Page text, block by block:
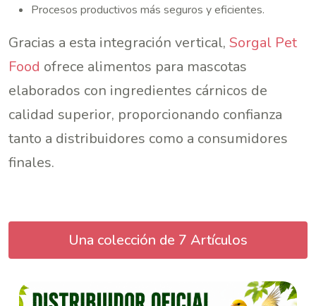
Procesos productivos más seguros y eficientes.
Gracias a esta integración vertical, Sorgal Pet
Food ofrece alimentos para mascotas
elaborados con ingredientes cárnicos de
calidad superior, proporcionando confianza
tanto a distribuidores como a consumidores
finales.
Una colección de 7 Artículos